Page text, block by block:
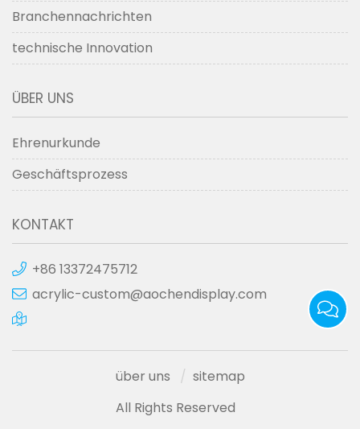
Branchennachrichten
technische Innovation
ÜBER UNS
Ehrenurkunde
Geschäftsprozess
KONTAKT
+86 13372475712
acrylic-custom@aochendisplay.com
über uns
sitemap
All Rights Reserved